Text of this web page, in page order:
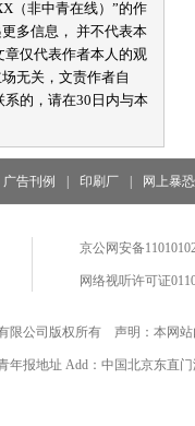
（非中青在线）”的作
多信息， 并不代表本
章仅代表作者本人的观
无关，文责作者自
系的，请在30日内与本
广告刊例 印刷厂 网上暴
京公网安备
网络视听许可证
限公司版权所有 声明：本网
年报地址 Add：中国北京东直门